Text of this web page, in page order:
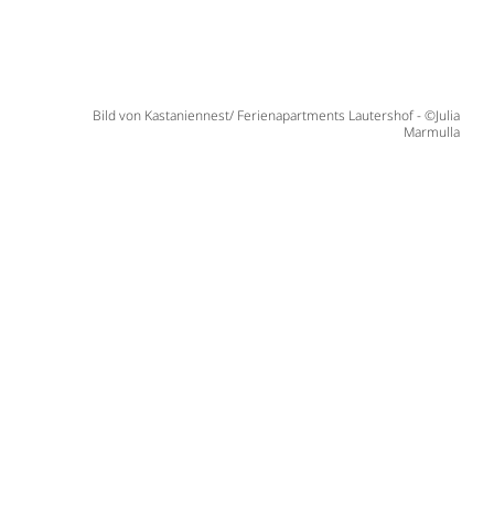
Bild von Kastaniennest/ Ferienapartments Lautershof - ©Julia
Marmulla